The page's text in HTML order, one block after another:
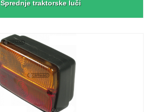
Sprednje traktorske luči